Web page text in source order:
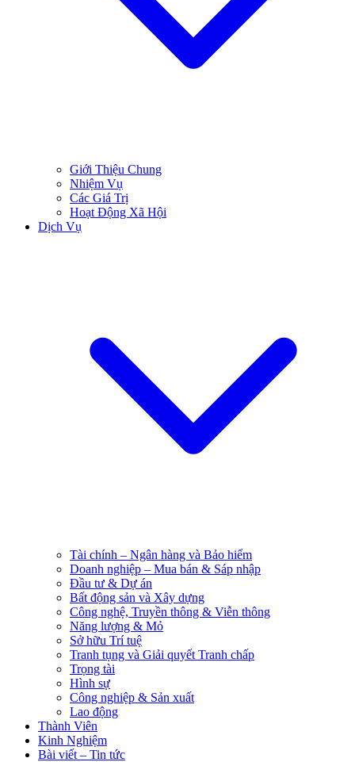
Giới Thiệu Chung
Nhiệm Vụ
Các Giá Trị
Hoạt Động Xã Hội
Dịch Vụ
Tài chính – Ngân hàng và Bảo hiểm
Doanh nghiệp – Mua bán & Sáp nhập
Đầu tư & Dự án
Bất động sản và Xây dựng
Công nghệ, Truyền thông & Viễn thông
Năng lượng & Mỏ
Sở hữu Trí tuệ
Tranh tụng và Giải quyết Tranh chấp
Trọng tài
Hình sự
Công nghiệp & Sản xuất
Lao động
Thành Viên
Kinh Nghiệm
Bài viết – Tin tức